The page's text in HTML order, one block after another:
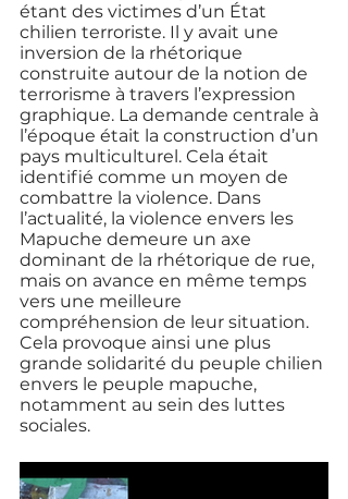
étant des victimes d’un État
chilien terroriste. Il y avait une
inversion de la rhétorique
construite autour de la notion de
terrorisme à travers l’expression
graphique. La demande centrale à
l’époque était la construction d’un
pays multiculturel. Cela était
identifié comme un moyen de
combattre la violence. Dans
l’actualité, la violence envers les
Mapuche demeure un axe
dominant de la rhétorique de rue,
mais on avance en même temps
vers une meilleure
compréhension de leur situation.
Cela provoque ainsi une plus
grande solidarité du peuple chilien
envers le peuple mapuche,
notamment au sein des luttes
sociales.